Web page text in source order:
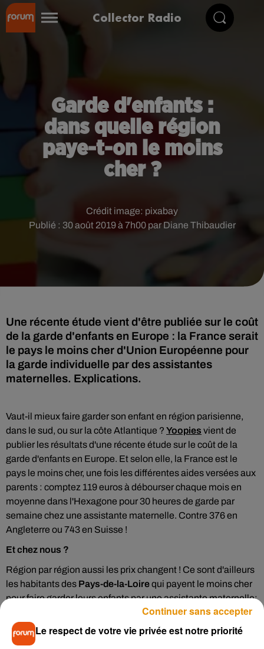
Collector Radio
Garde d'enfants :
dans quelle région
paye-t-on le moins
cher ?
Publié : 30 août 2019 à 7h00 par Diane Thibaudier
Crédit image: pixabay
Une récente étude vient d'être publiée sur le coût
de la garde d'enfants en Europe : la France serait
le pays le moins cher d'Union Européenne pour
la garde individuelle par des assistantes
maternelles. Explications.
Vaut-il mieux faire garder son enfant en région parisienne,
dans le sud, ou sur la côte Atlantique ? Yoopies vient de
publier les résultats d'une récente étude sur le coût de la
garde d'enfants en Europe. Et selon elle, la France est le
pays le moins cher, une fois les différentes aides versées aux
parents : comptez 119 euros à débourser chaque mois en
moyenne dans l'Hexagone pour 30 heures de garde par
semaine chez une assistante maternelle. Contre 376 en
Angleterre ou 743 en Suisse !
Et chez nous ?
Région par région aussi les prix changent ! Ce sont d'ailleurs
les habitants des Pays-de-la-Loirequi payent le moins cher
pour faire garder leurs enfants par une assistante maternelle:
le salaire horaire net moyen est de 3,16€ par enfant dans la
Sarthe ou le Maine-et-Loire. Comptez 3,27€ en
Bourgogne-
Franche-Comté
Le respect de votre vie privée est notre priorité
Continuer sans accepter